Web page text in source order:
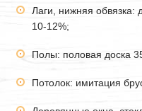
Лаги, нижняя обвязка:
10-12%;
Полы: половая доска
Потолок: имитация